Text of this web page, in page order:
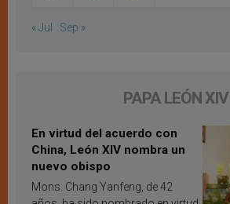
« Jul Sep »
PAPA LEÓN XIV
En virtud del acuerdo con
China, León XIV nombra un
nuevo obispo
Mons. Chang Yanfeng, de 42